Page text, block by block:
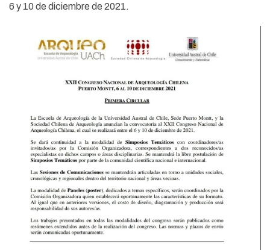
6 y 10 de diciembre de 2021.